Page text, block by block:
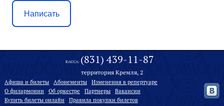
Написать
КАССА: (831) 439-11-87
территория Кремля, 2
Афиша и билеты Абонементы
Изменения в репертуаре
О филармонии
Oб оркестре Партнеры
Вакансии
Купить билеты онлайн
Правила покупки билетов